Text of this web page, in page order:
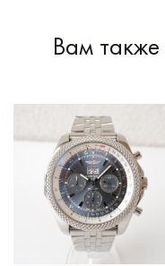
Вам также